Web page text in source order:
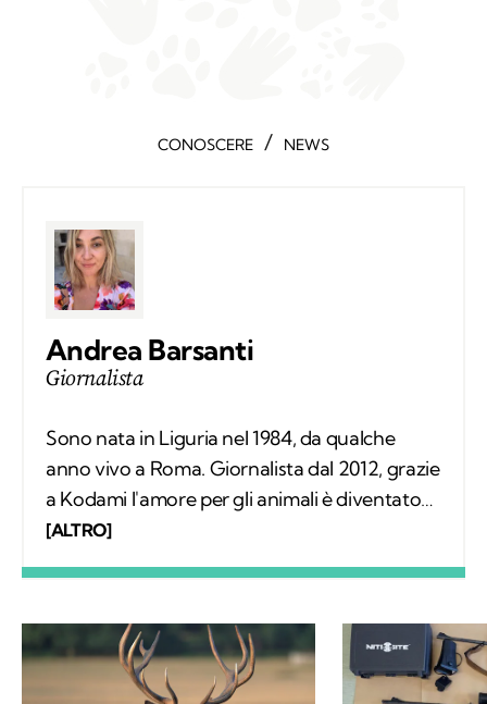
CONOSCERE / NEWS
Andrea Barsanti
Giornalista
Sono nata in Liguria nel 1984, da qualche
anno vivo a Roma. Giornalista dal 2012, grazie
a Kodami l'amore per gli animali è diventato
un lavoro attraverso cui provo a fare la
libero tanti libri, qualche viaggio e una
continua scoperta di ciò che mi circonda.
[ALTRO]